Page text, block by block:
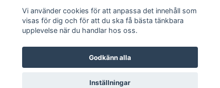
Vi använder cookies för att anpassa det innehåll som
visas för dig och för att du ska få bästa tänkbara
upplevelse när du handlar hos oss.
Godkänn alla
Inställningar